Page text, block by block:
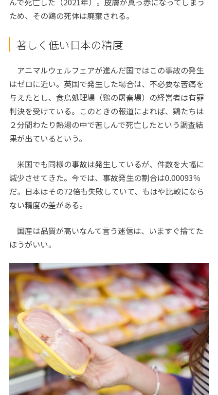
ため、その鶏の死体は廃棄される。
著しく低い日本の精度
アニマルウェルフェアが進んだ国ではこの事故の発生
はゼロに近い。英国で発生した場合は、不必要な苦痛を
与えたとし、食鳥処理場（鶏の屠畜場）の経営者は有罪
判決を受けている。このときの報道によれば、鶏たちは
２分間わたり熱湯の中で苦しんで死亡したという調査結
果が出ているという。
米国でも同様の事故は発生しているが、件数を大幅に
減少させてきた。今では、事故発生の割合は0.00093％
だ。日本はその72倍も失敗していて、もはや比較になら
ない精度の差がある。
国産は品質が高いなんて言う迷信は、いますぐ捨てた
ほうがいい。